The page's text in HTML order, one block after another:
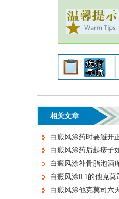
相关文章
白癜风涂药时要避开
白癜风涂药后起疹子
白癜风涂补骨脂泡酒
白癜风涂0.1的他克
白癜风涂他克莫司六